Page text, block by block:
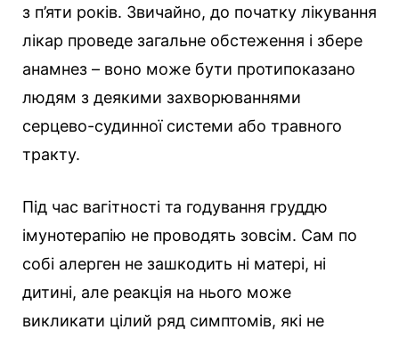
з п’яти років. Звичайно, до початку лікування
лікар проведе загальне обстеження і збере
анамнез – воно може бути протипоказано
людям з деякими захворюваннями
серцево-судинної системи або травного
тракту.
Під час вагітності та годування груддю
імунотерапію не проводять зовсім. Сам по
собі алерген не зашкодить ні матері, ні
дитині, але реакція на нього може
викликати цілий ряд симптомів, які не